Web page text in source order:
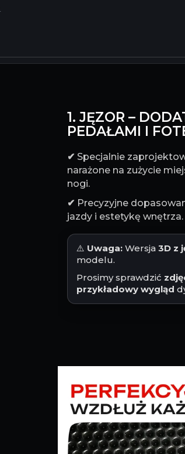
1. JĘZOR –
PEDAŁAMI I
✔ Specjalnie
narażone na zużycie
nogi.
✔ Precyzyjne
jazdy i estetykę wnętrza.
⚠️ Uwaga: Wersja 3D z
modelu.
Prosimy sprawdzić
przykładowy wygląd